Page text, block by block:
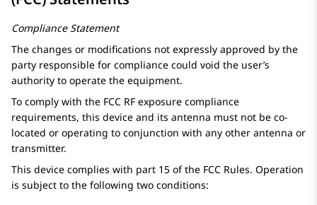
Compliance Statement
The changes or modifications not expressly approved by the
party responsible for compliance could void the user’s
authority to operate the equipment.
To comply with the FCC RF exposure compliance
requirements, this device and its antenna must not be co-
located or operating to conjunction with any other antenna or
transmitter.
This device complies with part 15 of the FCC Rules. Operation
is subject to the following two conditions: